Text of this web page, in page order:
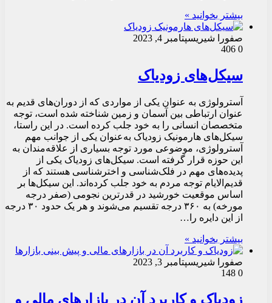
بیشتر بخوانید »
صفورا شیریسپتامبر 4, 2023
0
سیکل‌های زودیاک
آسترولوژی به عنوان یکی از مواردی که از دوران‌های قدیم به
عنوان ارتباطی بین آسمان و زمین شناخته شده است، توجه
متخصصان انسانی را به خود جلب کرده است. در این راستا،
سیکل‌های هارمونیک زودیاک به‌عنوان یکی از جوانب مهم
آسترولوژی، موضوعی مورد توجه بسیاری از علاقه‌مندان به
این حوزه قرار گرفته است. سیکل‌های زودیاک یکی از
پدیده‌های مهم در فلک‌شناسی و اخترشناسی هستند که از
قدیم‌الایام توجه مردم به خود جلب کرده‌اند. این سیکل‌ها بر
اساس موقعیت خورشید در قدرترین نجومی (صفر درجه
مورخه) به ۳۶۰ درجه تقسیم می‌شوند و هر یک حدود ۳۰ درجه
از این دایره را…
بیشتر بخوانید »
صفورا شیریسپتامبر 3, 2023
0
زودیاک و کاربرد آن در بازارهای مالی و